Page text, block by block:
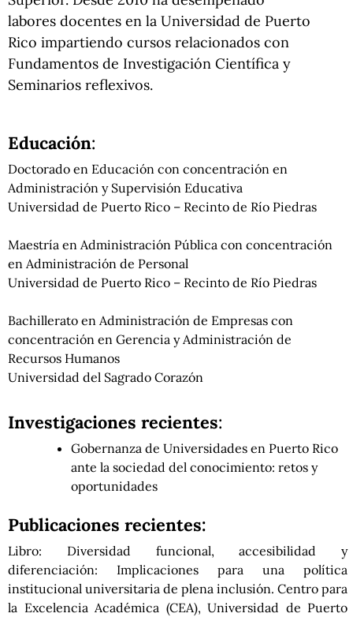
labores docentes en la Universidad de Puerto
Rico impartiendo cursos relacionados con
Fundamentos de Investigación Científica y
Seminarios reflexivos.
Educación:
Doctorado en Educación con concentración en
Administración y Supervisión Educativa
Universidad de Puerto Rico – Recinto de Río Piedras
Maestría en Administración Pública con concentración
en Administración de Personal
Universidad de Puerto Rico – Recinto de Río Piedras
Bachillerato en Administración de Empresas con
concentración en Gerencia y Administración de
Recursos Humanos
Universidad del Sagrado Corazón
Investigaciones recientes:
Gobernanza de Universidades en Puerto Rico
ante la sociedad del conocimiento: retos y
oportunidades
Publicaciones recientes:
Libro: Diversidad funcional, accesibilidad y
diferenciación: Implicaciones para una política
institucional universitaria de plena inclusión. Centro para
la Excelencia Académica (CEA), Universidad de Puerto